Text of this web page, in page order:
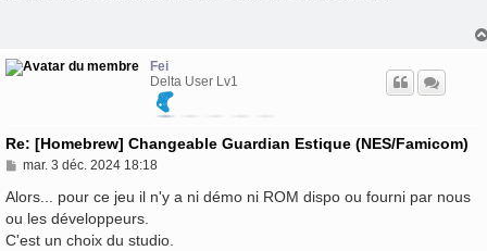
Fei
Delta User Lv1
Re: [Homebrew] Changeable Guardian Estique (NES/Famicom)
M
s
a
g
mar. 3 déc. 2024 18:18
Alors... pour ce jeu il n'y a ni démo ni ROM dispo ou fourni par nous
ou les développeurs.
C'est un choix du studio.